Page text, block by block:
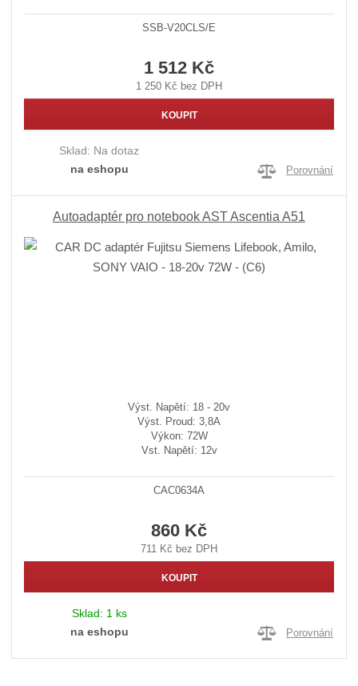
SSB-V20CLS/E
1 512 Kč
1 250 Kč bez DPH
KOUPIT
Sklad: Na dotaz
na eshopu
Porovnání
Autoadaptér pro notebook AST Ascentia A51
Výst. Napětí: 18 - 20v
Výst. Proud: 3,8A
Výkon: 72W
Vst. Napětí: 12v
CAC0634A
860 Kč
711 Kč bez DPH
KOUPIT
Sklad: 1 ks
na eshopu
Porovnání